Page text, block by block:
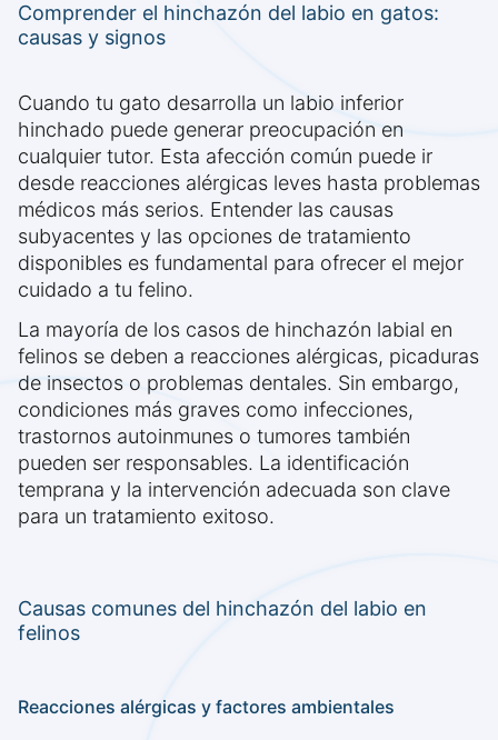
Comprender el hinchazón del labio en gatos:
causas y signos
Cuando tu gato desarrolla un labio inferior
hinchado puede generar preocupación en
cualquier tutor. Esta afección común puede ir
desde reacciones alérgicas leves hasta problemas
médicos más serios. Entender las causas
subyacentes y las opciones de tratamiento
disponibles es fundamental para ofrecer el mejor
cuidado a tu felino.
La mayoría de los casos de hinchazón labial en
felinos se deben a reacciones alérgicas, picaduras
de insectos o problemas dentales. Sin embargo,
condiciones más graves como infecciones,
trastornos autoinmunes o tumores también
pueden ser responsables. La identificación
temprana y la intervención adecuada son clave
para un tratamiento exitoso.
Causas comunes del hinchazón del labio en
felinos
Reacciones alérgicas y factores ambientales